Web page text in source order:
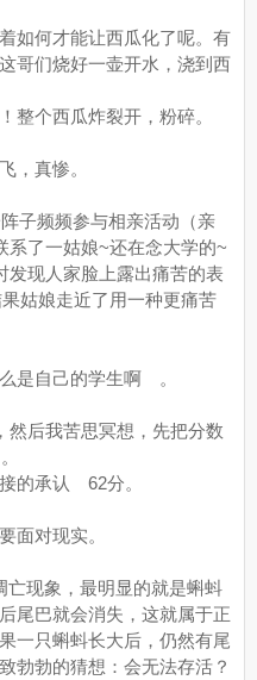
何才能让西瓜化了呢。有
哥们烧好一壶开水，浇到西
个西瓜炸裂开，粉碎。
飞，真惨。
子频频参与相亲活动（亲
系了一姑娘~还在念大学的~
发现人家脸上露出痛苦的表
姑娘走近了用一种更痛苦
么是自己的学生啊 。
后我苦思冥想，先把分数
。
的承认 62分。
面对现实。
现象，最明显的就是蝌蚪
尾巴就会消失，这就属于正
一只蝌蚪长大后，仍然有尾
勃勃的猜想：会无法存活？